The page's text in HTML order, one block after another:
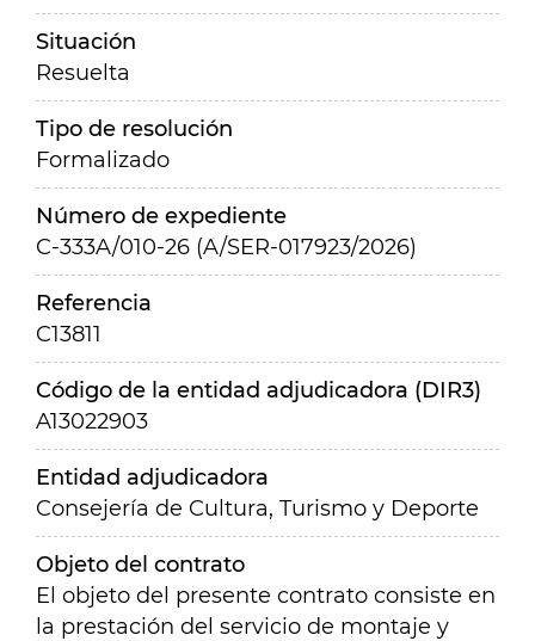
Situación
Resuelta
Tipo de resolución
Formalizado
Número de expediente
C-333A/010-26 (A/SER-017923/2026)
Referencia
C13811
Código de la entidad adjudicadora (DIR3)
A13022903
Entidad adjudicadora
Consejería de Cultura, Turismo y Deporte
Objeto del contrato
El objeto del presente contrato consiste en
la prestación del servicio de montaje y